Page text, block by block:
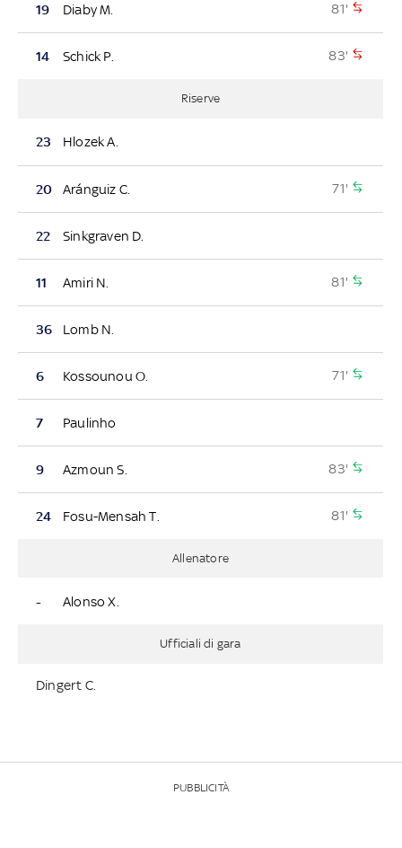
19 Diaby M. 81'
14 Schick P. 83'
Riserve
23 Hlozek A.
20 Aránguiz C. 71'
22 Sinkgraven D.
11 Amiri N. 81'
36 Lomb N.
6 Kossounou O. 71'
7 Paulinho
9 Azmoun S. 83'
24 Fosu-Mensah T. 81'
Allenatore
- Alonso X.
Ufficiali di gara
Dingert C.
PUBBLICITÀ